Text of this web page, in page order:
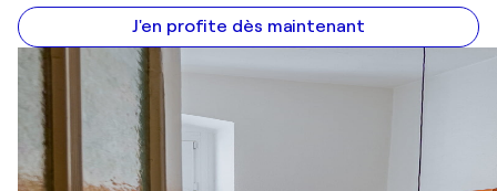
J'en profite dès maintenant